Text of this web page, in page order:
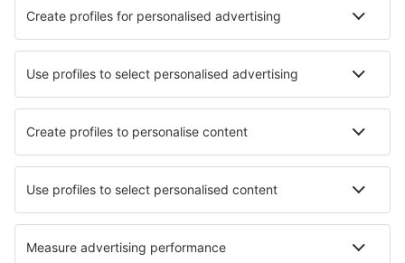
Află mai multe
Aplicație mobilă
Companii aeriene
Wizz Air
FlyOne
Air Moldova
HiSky
Blue Air
Ryanair